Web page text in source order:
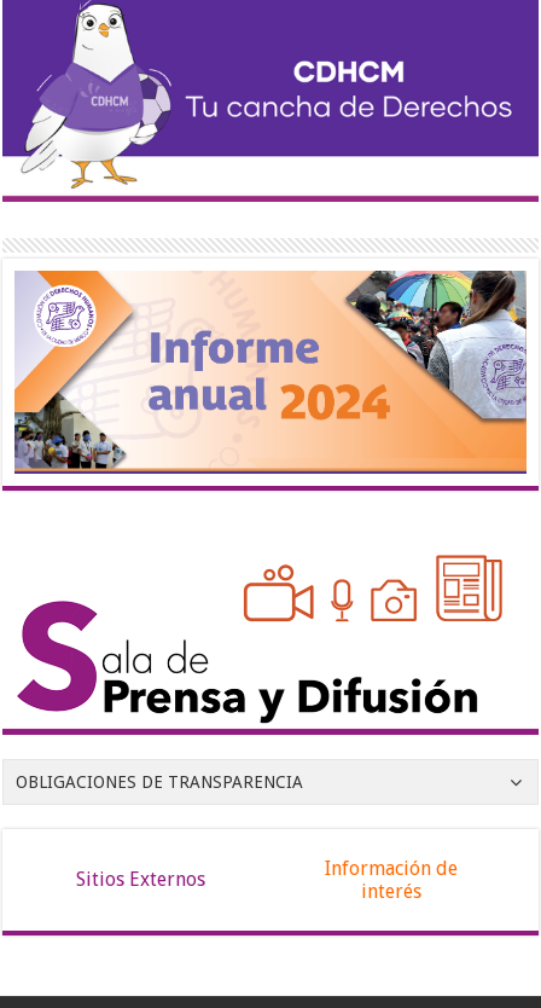
OBLIGACIONES DE TRANSPARENCIA
Sitios Externos
Información de
interés